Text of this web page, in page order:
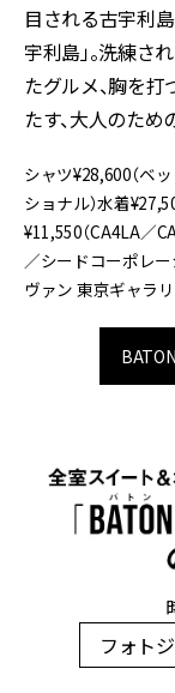
目される古宇利
宇利島」。洗練さ
たグルメ、胸を打
たす、大人のた
シャツ¥28,600（ベ
ショナル）水着
¥11,550（CA4LA／
／シードコーポレー
ヴァン 東京ギャラリ
フォト